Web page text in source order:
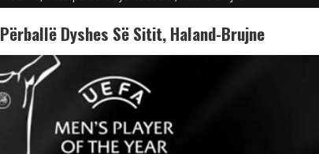
Dyshes Së Sitit, Haland-Brujne